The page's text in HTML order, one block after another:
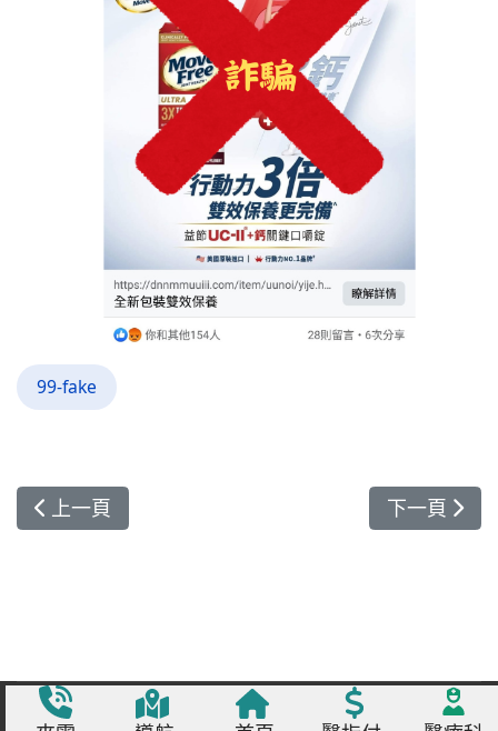
99-fake
上一篇文章: 網路不明業者以一頁式詐騙廣告，不
上一頁 下一篇文章
下一頁